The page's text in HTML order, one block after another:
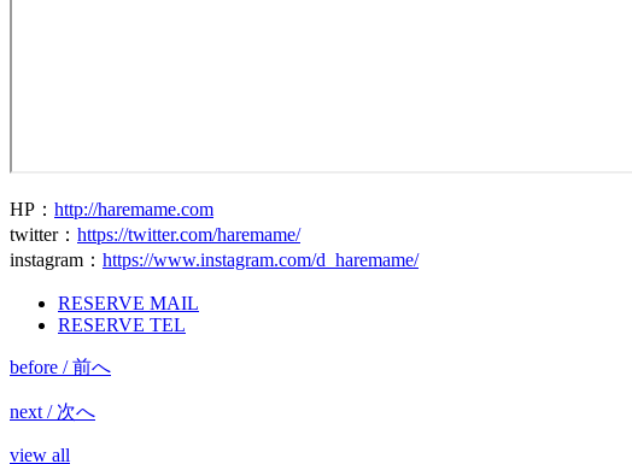
HP ： http://haremame.com
twitter： https://twitter.com/haremame/
instagram ： https://www.instagram.com/d_haremame/
RESERVE MAIL
RESERVE TEL
before / 前へ
next / 次へ
view all